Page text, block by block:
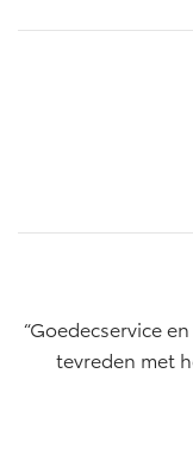
Goedecservice
tevreden met